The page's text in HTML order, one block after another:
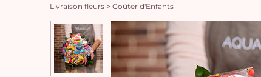
Livraison fleurs > Goûter d'Enfants